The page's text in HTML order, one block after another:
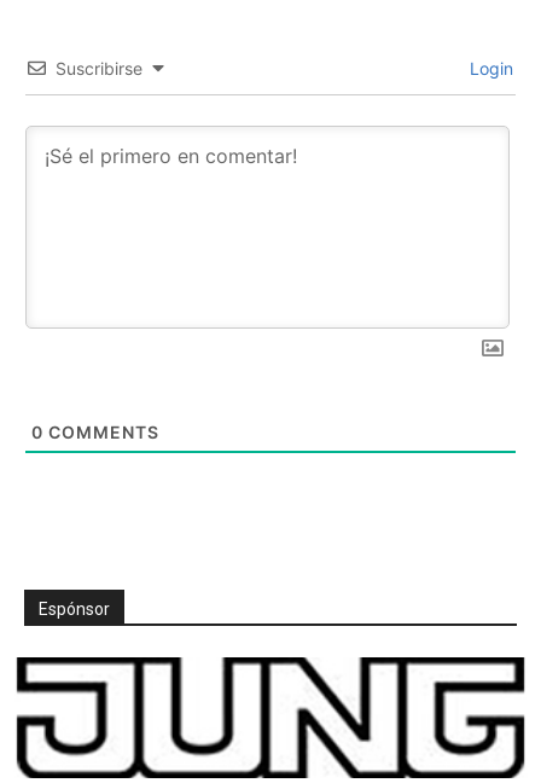
Suscribirse Login
0 COMMENTS
Espónsor